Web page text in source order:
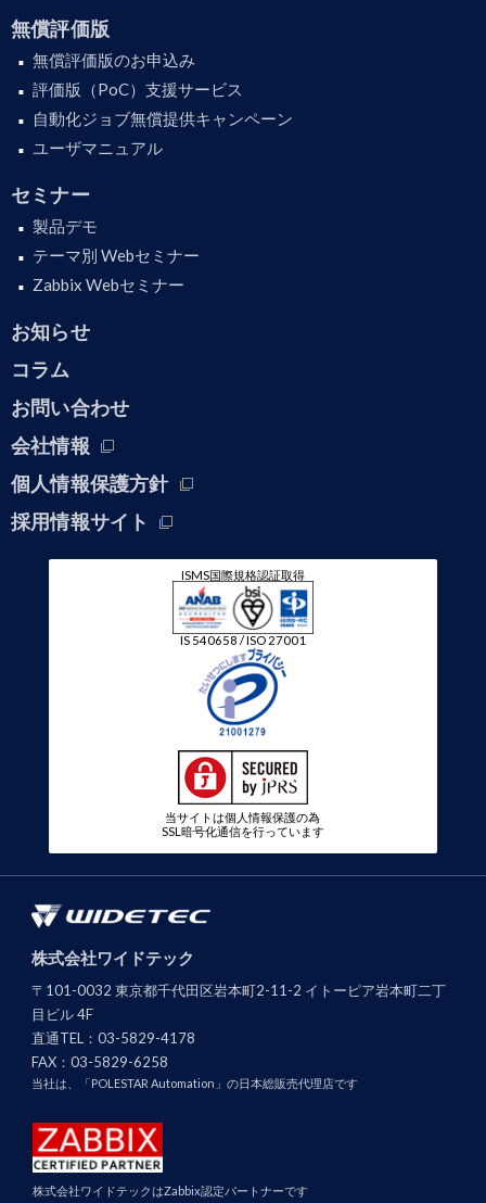
無償評価版
無償評価版のお申込み
評価版（PoC）支援サービス
自動化ジョブ無償提供キャンペーン
ユーザマニュアル
セミナー
製品デモ
テーマ別 Webセミナー
Zabbix Webセミナー
お知らせ
コラム
お問い合わせ
会社情報
個人情報保護方針
採用情報サイト
ISMS国際規格認証取得
IS 540658 / ISO 27001
当サイトは個人情報保護の為
SSL暗号化通信を行っています
株式会社ワイドテック
〒101-0032 東京都千代田区岩本町2-11-2 イトーピア岩本町二丁
目ビル 4F
直通TEL：03-5829-4178
FAX：03-5829-6258
当社は、「POLESTAR Automation」の日本総販売代理店です
株式会社ワイドテックはZabbix認定パートナーです